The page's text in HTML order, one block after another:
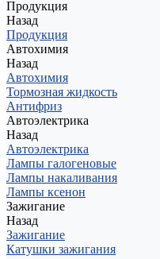
Продукция
Назад
Продукция
Автохимия
Назад
Автохимия
Тормозная жидкость
Антифриз
Автоэлектрика
Назад
Автоэлектрика
Лампы галогеновые
Лампы накаливания
Лампы ксенон
Зажигание
Назад
Зажигание
Катушки зажигания